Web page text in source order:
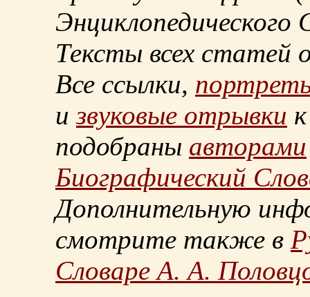
Энциклопедического
Тексты всех статей
Все ссылки,
извуковые отрывки
подобраны авторами
Биографический
Дополнительную
смотрите также в
Словаре А. А.